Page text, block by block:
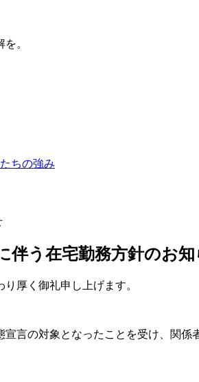
。
ちの強み
伴う在宅勤務方針のお
厚く御礼申し上げます。
言の対象となったことを受け、関